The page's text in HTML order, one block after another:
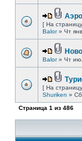
[ На
Balor» Чт
Balor» Чт
[ На
Shuriken »
Страница 1 из 486